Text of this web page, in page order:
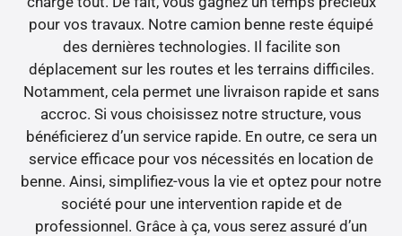
pour vos travaux. Notre camion benne reste équipé
des dernières technologies. Il facilite son
déplacement sur les routes et les terrains difficiles.
Notamment, cela permet une livraison rapide et sans
accroc. Si vous choisissez notre structure, vous
bénéficierez d’un service rapide. En outre, ce sera un
service efficace pour vos nécessités en location de
benne. Ainsi, simplifiez-vous la vie et optez pour notre
société pour une intervention rapide et de
professionnel. Grâce à ça, vous serez assuré d’un